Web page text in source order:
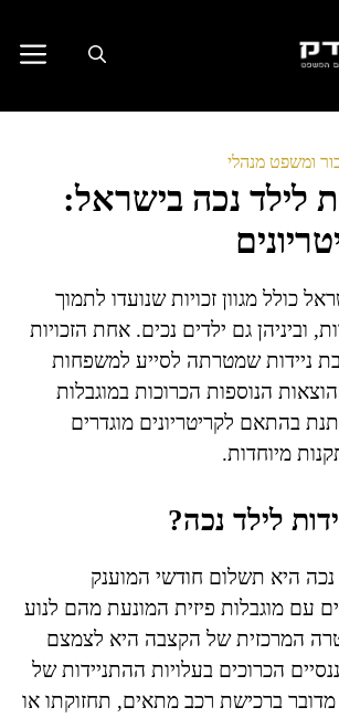
ומשפט מנהלי
לילד נכה בישראל:
כולל מגוון זכויות שנועדו לתמוך
וביניהן גם ילדים נכים. אחת הזכויות
ניידות שמטרתה לסייע למשפחות
הנוספות הכרוכות במוגבלות
בהתאם לקריטריונים מוגדרים
מיוחדות.
לילד נכה?
נכה היא תשלום חודשי המוענק
עם מוגבלות פיזית המונעת מהם לנוע
המרכזית של הקצבה היא לצמצם
הכרוכים בעלויות ההתניידות של
ברכישת רכב מתאים, תחזוקתו או